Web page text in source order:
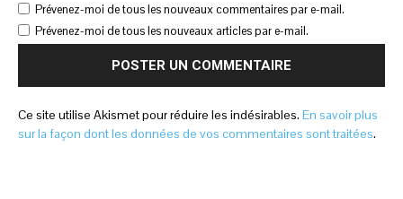
Prévenez-moi de tous les nouveaux commentaires par e-mail.
Prévenez-moi de tous les nouveaux articles par e-mail.
Ce site utilise Akismet pour réduire les indésirables. En savoir plus
sur la façon dont les données de vos commentaires sont traitées.